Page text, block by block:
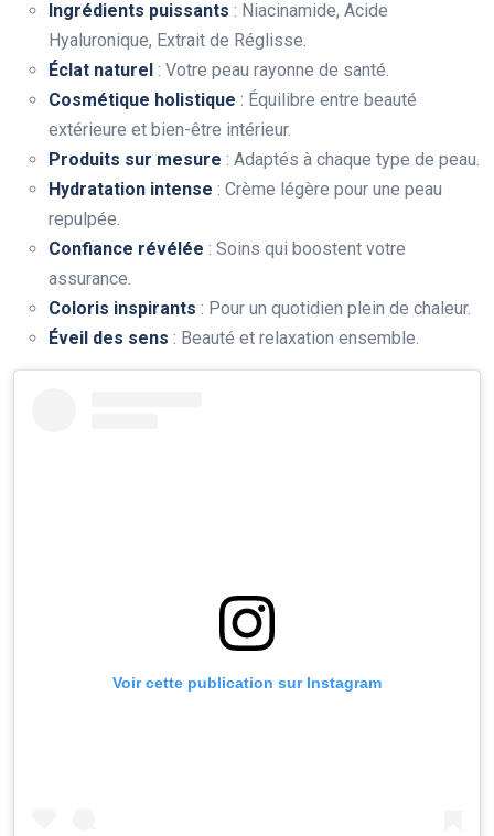
Ingrédients puissants : Niacinamide, Acide
Hyaluronique, Extrait de Réglisse.
Éclat naturel : Votre peau rayonne de santé.
Cosmétique holistique : Équilibre entre beauté
extérieure et bien-être intérieur.
Produits sur mesure : Adaptés à chaque type de peau.
Hydratation intense : Crème légère pour une peau
repulpée.
Confiance révélée : Soins qui boostent votre
assurance.
Coloris inspirants : Pour un quotidien plein de chaleur.
Éveil des sens : Beauté et relaxation ensemble.
Voir cette publication sur Instagram